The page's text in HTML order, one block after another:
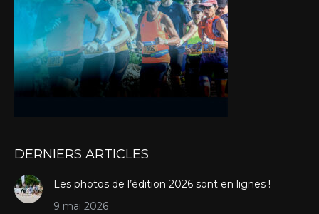
DERNIERS ARTICLES
Les photos de l’édition 2026 sont en lignes !
9 mai 2026